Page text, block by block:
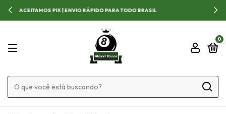
APROVEITE AS OFERTAS POR TEMPO LIMITADO!
0